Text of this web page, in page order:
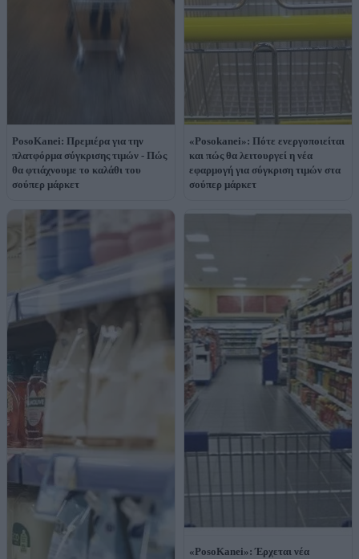
PosoKanei: Πρεμιέρα για την
πλατφόρμα σύγκρισης τιμών - Πώς
θα φτιάχνουμε το καλάθι του
σούπερ μάρκετ
«Posokanei»: Πότε ενεργοποιείται
και πώς θα λειτουργεί η νέα
εφαρμογή για σύγκριση τιμών στα
σούπερ μάρκετ
«PosoKanei»: Έρχεται νέα